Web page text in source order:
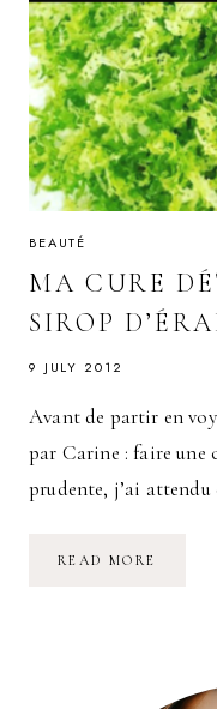
BEAUTÉ
MA CURE
SIROP
9 JULY 2012
Avant de partir en
par Carine : faire une
prudente, j’ai attendu
READ MORE